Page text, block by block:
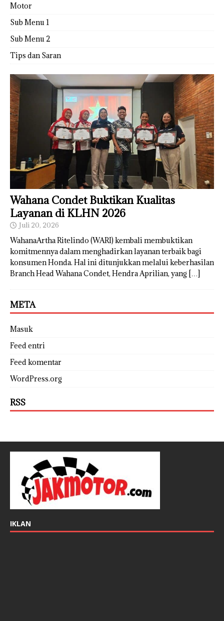
Motor
Sub Menu 1
Sub Menu 2
Tips dan Saran
Wahana Condet Buktikan Kualitas
Layanan di KLHN 2026
Juli 20, 2026
WahanaArtha Ritelindo (WARI) kembali membuktikan
komitmennya dalam menghadirkan layanan terbaik bagi
konsumen Honda. Hal ini ditunjukkan melalui keberhasilan
Branch Head Wahana Condet, Hendra Aprilian, yang […]
META
Masuk
Feed entri
Feed komentar
WordPress.org
RSS
IKLAN